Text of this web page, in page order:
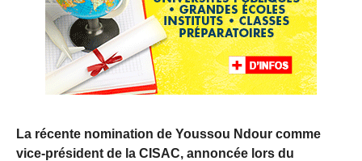
La récente nomination de Youssou Ndour comme
vice-président de la CISAC, annoncée lors du